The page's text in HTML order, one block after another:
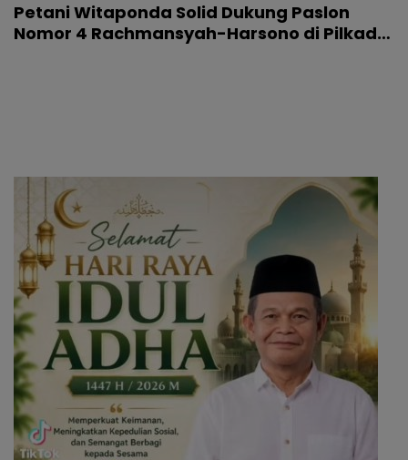
Petani Witaponda Solid Dukung Paslon
Nomor 4 Rachmansyah-Harsono di Pilkada